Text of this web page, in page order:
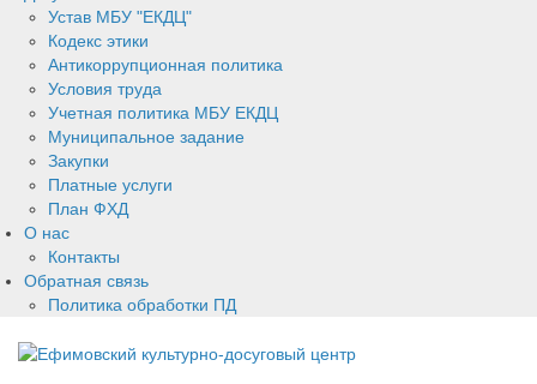
Устав МБУ "ЕКДЦ"
Кодекс этики
Антикоррупционная политика
Условия труда
Учетная политика МБУ ЕКДЦ
Муниципальное задание
Закупки
Платные услуги
План ФХД
О нас
Контакты
Обратная связь
Политика обработки ПД